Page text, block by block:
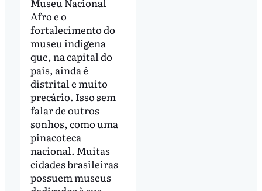
Afro e o
fortalecimento do
museu indígena
que, na capital do
país, ainda é
distrital e muito
precário. Isso sem
falar de outros
sonhos, como uma
pinacoteca
nacional. Muitas
cidades brasileiras
possuem museus